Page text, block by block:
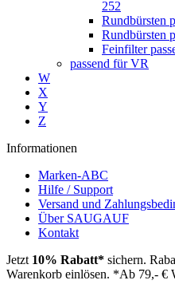
252
Rundbürsten
Rundbürsten
Feinfilter
passend für VR
W
X
Y
Z
Informationen
Marken-ABC
Hilfe / Support
Versand und
Über SAUGAUF
Kontakt
Jetzt 10% Rabatt* sichern.
Warenkorb einlösen. *Ab 79,- €